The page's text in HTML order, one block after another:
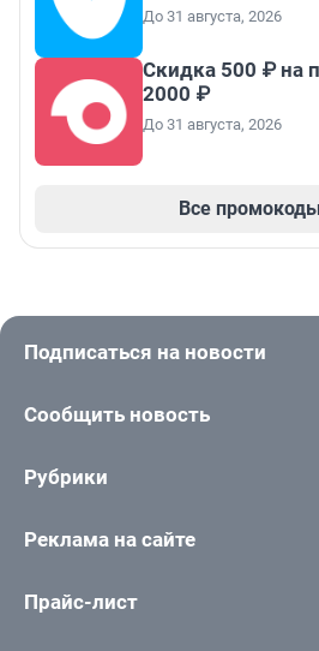
До 31 августа, 2026
Скидка 500 ₽ на
2000 ₽
До 31 августа, 2026
Все промокоды
Подписаться на новости
Сообщить новость
Рубрики
Реклама на сайте
Прайс-лист